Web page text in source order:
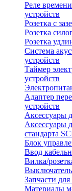
Реле
устройств
Розетка с
Розетка
Розетка
Система
устройств
Таймер
устройств
Адаптер
устройств
Аксессуары
Аксессуары
стандарта
Блок
Ввод
Вилка/
Запчасти
Материалы